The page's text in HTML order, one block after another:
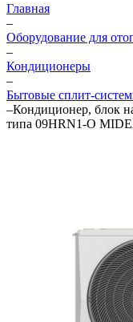
Главная
–
Оборудование для
–
Кондиционеры
–
Бытовые сплит-
–Кондиционер, блок
типа 09HRN1-O